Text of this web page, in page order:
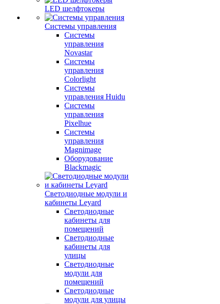
LED шелфтокеры
Системы управления
Системы
управления
Novastar
Системы
управления
Colorlight
Системы
управления Huidu
Системы
управления
Pixelhue
Системы
управления
Magnimage
Оборудование
Blackmagic
Светодиодные модули и
кабинеты Leyard
Светодиодные
кабинеты для
помещений
Светодиодные
кабинеты для
улицы
Светодиодные
модули для
помещений
Светодиодные
модули для улицы